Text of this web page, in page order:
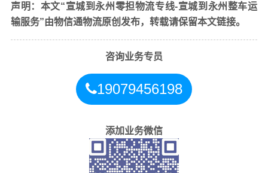
物流公司为什么要选物信通物流
1、专业性：我公司专注于宣城到永州物流运输，具有专业
声明：本文“宣城到永州零担物流专线-宣城到永州整车运
输服务”由物信通物流原创发布，转载请保留本文链接。
咨询业务专员
19079456198
添加业务微信